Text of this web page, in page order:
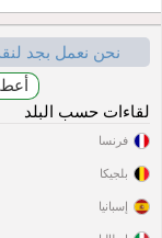
نحن نعمل بجد
لقاءات حسب البلد
فرنسا
بلجيكا
إسبانيا